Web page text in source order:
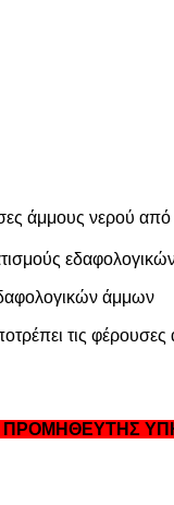
άμμους νερού
άμμων
τις
ΠΡΟΜΗΘΕΥΤΗΣ